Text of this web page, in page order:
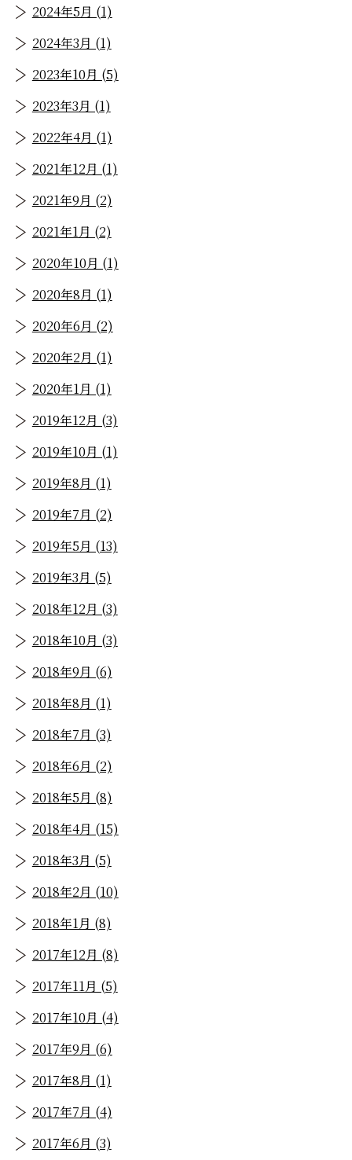
2024年5月 (1)
2024年3月 (1)
2023年10月 (5)
2023年3月 (1)
2022年4月 (1)
2021年12月 (1)
2021年9月 (2)
2021年1月 (2)
2020年10月 (1)
2020年8月 (1)
2020年6月 (2)
2020年2月 (1)
2020年1月 (1)
2019年12月 (3)
2019年10月 (1)
2019年8月 (1)
2019年7月 (2)
2019年5月 (13)
2019年3月 (5)
2018年12月 (3)
2018年10月 (3)
2018年9月 (6)
2018年8月 (1)
2018年7月 (3)
2018年6月 (2)
2018年5月 (8)
2018年4月 (15)
2018年3月 (5)
2018年2月 (10)
2018年1月 (8)
2017年12月 (8)
2017年11月 (5)
2017年10月 (4)
2017年9月 (6)
2017年8月 (1)
2017年7月 (4)
2017年6月 (3)